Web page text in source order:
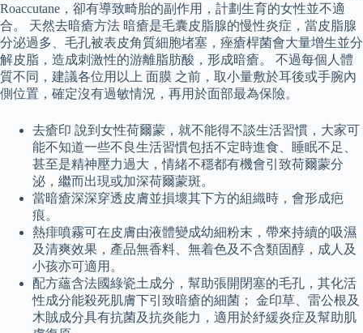
Roaccutane，卻有導致畸胎的副作用，計劃生育的女性並不適
合。 天然去暗瘡方法 暗瘡是毛囊皮脂腺的慢性炎症，當皮脂腺
分泌過多、毛孔被表皮角質細胞堵塞，痤瘡桿菌會大量增生並分
解皮脂，造成刺激性的游離脂肪酸，形成暗瘡。 不過每個人體
質不同，建議各位用以上 面膜 之前，取小量敷於耳後或手腕內
側位置，確定沒有過敏情況，再用於面部最為保險。
去瘡印 說到女性荷爾蒙，就不能得不談生活習慣，大家可
能不知道一些不良生活習慣包括不定時進食、睡眠不足、
甚至是精神壓力過大，情緒不穩都有機會引致荷爾蒙分
泌，繼而出現或加深荷爾蒙斑。
當暗瘡深深穿透皮膚並損壞其下方的組織時，會形成疤
痕。
熱痱噴霧可在皮膚由液體變成幼細粉末，帶來持續的吸濕
及清爽效果，產品無香料、無着色及不含類固醇，成人及
小孩亦可適用。
配方蘊含法國綠瓷土成分，幫助張開閉塞的毛孔，其化活
性成分能殺死肌膚下引致暗瘡的細菌； 金印草、雷公根及
木賊成分具有抗菌及抗炎能力，適用於紓緩炎症及幫助肌